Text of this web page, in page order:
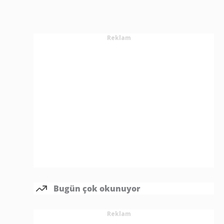
Reklam
Bugün çok okunuyor
Reklam